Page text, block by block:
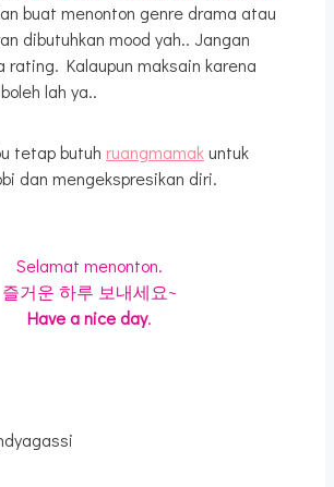
buat menonton genre drama atau
dibutuhkan mood yah.. Jangan
rating. Kalaupun maksain karena
lah ya..
tetap butuh ruangmamakuntuk
dan mengekspresikan diri.
Selamat menonton.
즐거운 하루 보내세요~
Have a nice day.